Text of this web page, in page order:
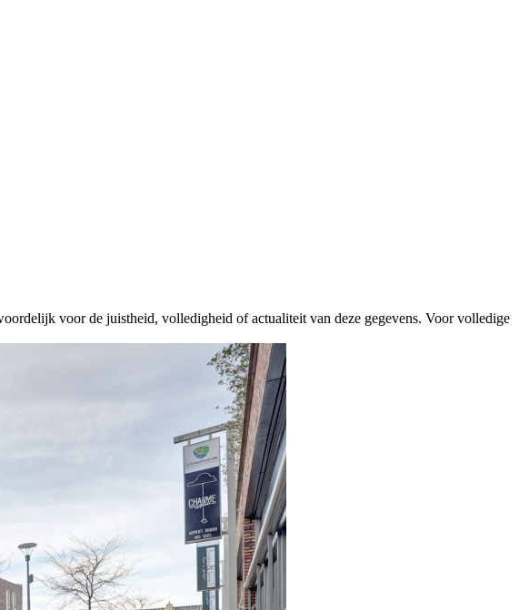
voor de juistheid, volledigheid of actualiteit van deze gegevens. Voor volledige